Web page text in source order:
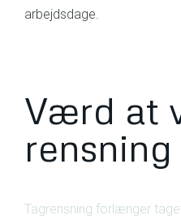
arbejdsdage.
Værd at
Tagrensning forlænger